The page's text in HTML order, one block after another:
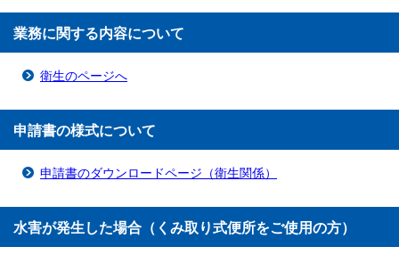
業務に関する内容について
衛生のページへ
申請書の様式について
申請書のダウンロードページ（衛生関係）
水害が発生した場合（くみ取り式便所をご使用の方）